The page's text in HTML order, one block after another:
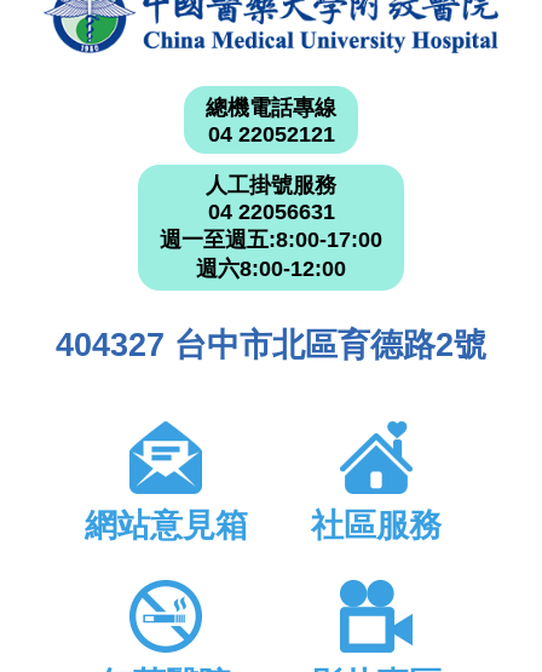
總機電話專線
04 22052121
人工掛號服務
04 22056631
週一至週五:8:00-17:00
週六8:00-12:00
404327 台中市北區育德路2號
網站意見箱 社區服務